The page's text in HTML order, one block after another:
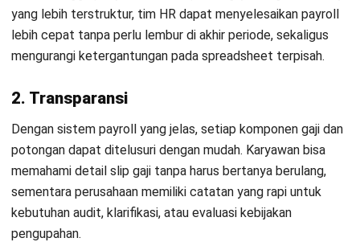
kepercayaan karyawan sekaligus meminimalkan koreksi
setelah pembayaran dilakukan.
Payroll yang terintegrasi memungkinkan data mengalir
langsung dari modul lain seperti absensi, HR, atau akuntansi.
Integrasi ini membantu perusahaan menghindari duplikasi
data, mempercepat proses pelaporan, dan memastikan
setiap perubahan data karyawan otomatis tercermin dalam
perhitungan payroll.